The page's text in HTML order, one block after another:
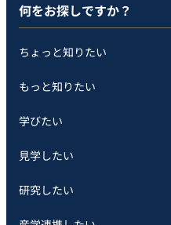
何をお探しですか？
ちょっと知りたい
もっと知りたい
学びたい
見学したい
研究したい